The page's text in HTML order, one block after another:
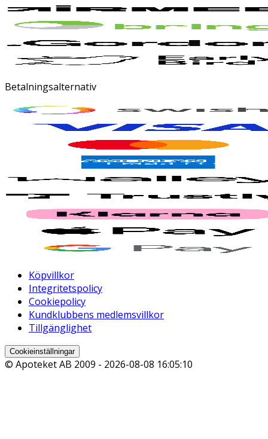
Betalningsalternativ
Köpvillkor
Integritetspolicy
Cookiepolicy
Kundklubbens medlemsvillkor
Tillgänglighet
Cookieinställningar
© Apoteket AB 2009 - 2026-08-08 16:05:10